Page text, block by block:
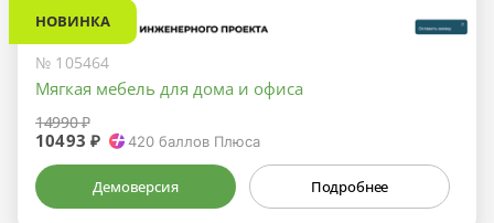
НОВИНКА
№ 105464
Мягкая мебель для дома и офиса
14990 ₽
10493 ₽ 420 баллов Плюса
Демоверсия Подробнее